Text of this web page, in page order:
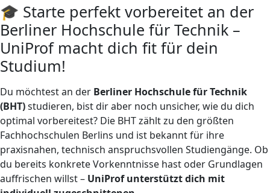
🎓 Starte perfekt vorbereitet an der
Berliner Hochschule für Technik –
UniProf macht dich fit für dein
Studium!
Du möchtest an der Berliner Hochschule für Technik
(BHT)studieren, bist dir aber noch unsicher, wie du dich
optimal vorbereitest? Die BHT zählt zu den größten
Fachhochschulen Berlins und ist bekannt für ihre
praxisnahen, technisch anspruchsvollen Studiengänge. Ob
du bereits konkrete Vorkenntnisse hast oder Grundlagen
auffrischen willst – UniProf unterstützt dich mit